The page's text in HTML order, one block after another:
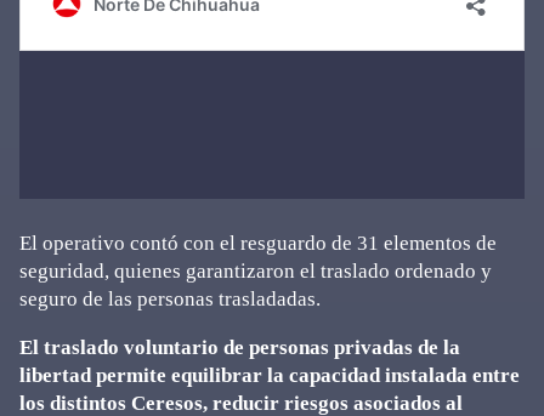
El operativo contó con el resguardo de 31 elementos de
seguridad, quienes garantizaron el traslado ordenado y
seguro de las personas trasladadas.
El traslado voluntario de personas privadas de la
libertad permite equilibrar la capacidad instalada entre
los distintos Ceresos, reducir riesgos asociados al